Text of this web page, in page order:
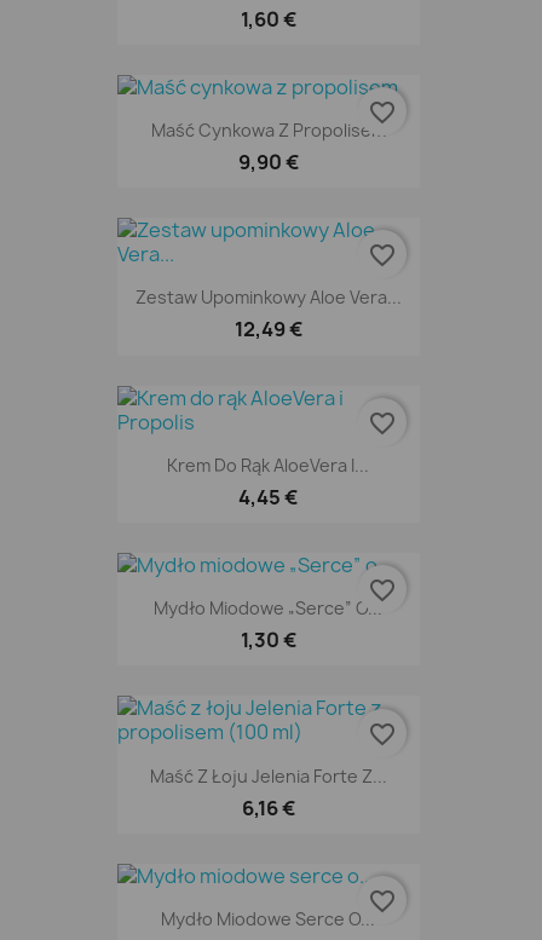
1,60 €
Maść Cynkowa Z Propolisem
9,90 €
favorite_border
Zestaw Upominkowy Aloe Vera...
12,49 €
favorite_border
Krem Do Rąk AloeVera I...
4,45 €
favorite_border
Mydło Miodowe „Serce” O...
1,30 €
favorite_border
Maść Z Łoju Jelenia Forte Z...
6,16 €
favorite_border
Mydło Miodowe Serce O...
favorite_border